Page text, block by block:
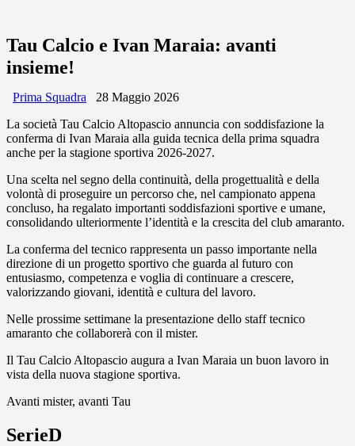
Tau Calcio e Ivan Maraia: avanti
insieme!
Prima Squadra
28 Maggio 2026
La società Tau Calcio Altopascio annuncia con soddisfazione la
conferma di Ivan Maraia alla guida tecnica della prima squadra
anche per la stagione sportiva 2026-2027.
Una scelta nel segno della continuità, della progettualità e della
volontà di proseguire un percorso che, nel campionato appena
concluso, ha regalato importanti soddisfazioni sportive e umane,
consolidando ulteriormente l’identità e la crescita del club amaranto.
La conferma del tecnico rappresenta un passo importante nella
direzione di un progetto sportivo che guarda al futuro con
entusiasmo, competenza e voglia di continuare a crescere,
valorizzando giovani, identità e cultura del lavoro.
Nelle prossime settimane la presentazione dello staff tecnico
amaranto che collaborerà con il mister.
Il Tau Calcio Altopascio augura a Ivan Maraia un buon lavoro in
vista della nuova stagione sportiva.
Avanti mister, avanti Tau
SerieD